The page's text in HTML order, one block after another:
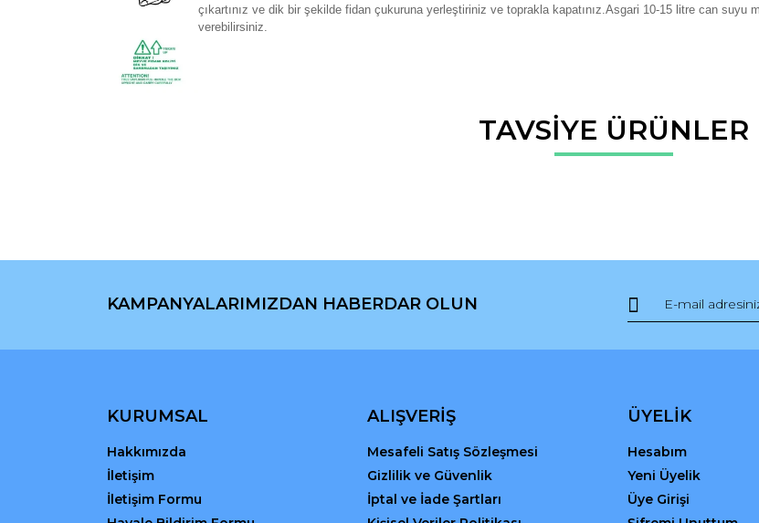
çıkartınız ve dik bir şekilde fidan çukuruna yerleştiriniz ve toprakla kapatınız.Asgari 10-15 litre can
verebilirsiniz.
Bu ürüne ilk yorumu siz yapın!
Bu ürünün fiyat bilgisi, resim, ürün açıklamalarında ve diğer konularda yetersiz gördüğünüz noktaları öneri
TAVSİYE ÜRÜNLER
KAMPANYALARIMIZDAN HABERDAR OLUN
KURUMSAL
Hakkımızda
İletişim
İletişim Formu
ALIŞVERİŞ
Mesafeli Satış Sözleşmesi
Gizlilik ve Güvenlik
İptal ve İade Şartları
ÜYELİK
Hesabım
Yeni Üyelik
Üye Girişi